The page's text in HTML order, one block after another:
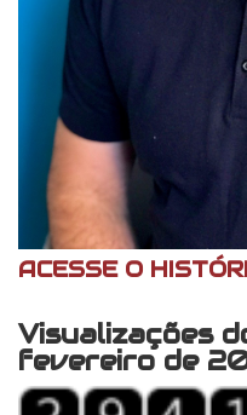
ACESSE O
Visualizações
fevereiro de